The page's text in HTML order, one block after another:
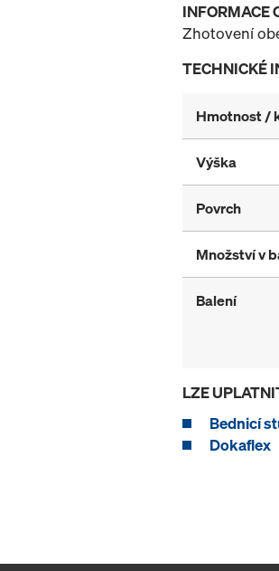
INFORMACE
Zhotovení
TECHNICKÉ
Hmotnost /
Výška
Povrch
Množství v
Balení
LZE
Bednicí
Dokaflex